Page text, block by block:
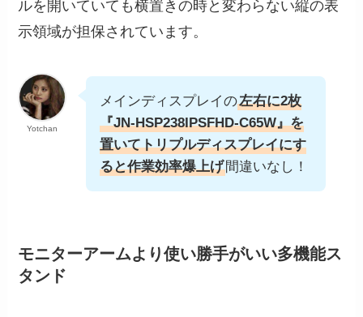
ルを開いていても横置きの時と変わらない縦の表
示領域が担保されています。
Yotchan
メインディスプレイの左右に2枚
『JN-HSP238IPSFHD-C65W』を
置いてトリプルディスプレイにす
ると作業効率爆上げ間違いなし！
モニターアームより使い勝手がいい多機能ス
タンド